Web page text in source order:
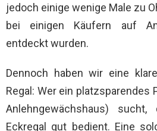
jedoch einige wenige Male zu
bei einigen Käufern auf
entdeckt wurden.
Dennoch haben wir eine
Regal: Wer ein platzsparendes
Anlehngewächshaus)
Eckregal gut bedient. Eine